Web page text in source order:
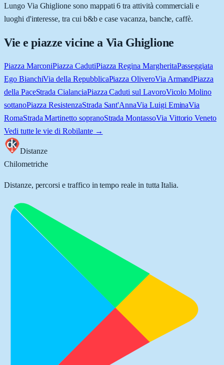
Lungo Via Ghiglione sono mappati 6 tra attività commerciali e
luoghi d'interesse, tra cui b&b e case vacanza, banche, caffè.
Vie e piazze vicine a Via Ghiglione
Piazza MarconiPiazza CadutiPiazza Regina MargheritaPasseggiata
Ego BianchiVia della RepubblicaPiazza OliveroVia ArmandPiazza
della PaceStrada CialanciaPiazza Caduti sul LavoroVicolo Molino
sottanoPiazza ResistenzaStrada Sant'AnnaVia Luigi EminaVia
RomaStrada Martinetto sopranoStrada MontassoVia Vittorio Veneto
Vedi tutte le vie di Robilante→
Distanze
Chilometriche
Distanze, percorsi e traffico in tempo reale in tutta Italia.